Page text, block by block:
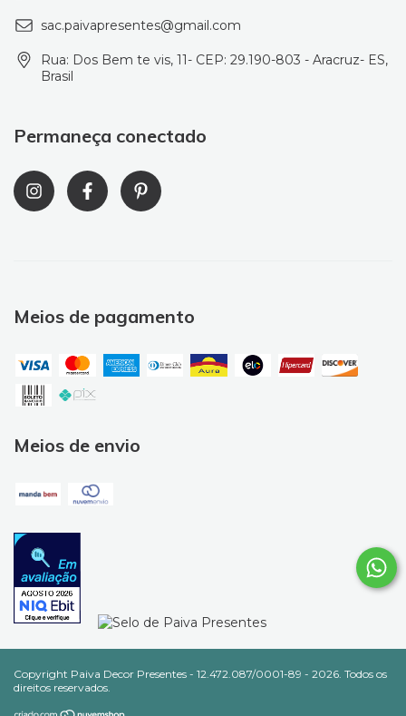
sac.paivapresentes@gmail.com
Rua: Dos Bem te vis, 11- CEP: 29.190-803 - Aracruz- ES,
Brasil
Permaneça conectado
Meios de pagamento
Meios de envio
Copyright Paiva Decor Presentes - 12.472.087/0001-89 - 2026. Todos os
direitos reservados.